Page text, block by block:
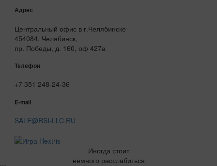
Адрес
Центральный офис в г.Челябинске
454084, Челябинск,
пр. Победы, д. 160, оф 427а
Телефон
+7 351 248-24-36
E-mail
SALE@RSI-LLC.RU
Иногда стоит
немного расслабиться